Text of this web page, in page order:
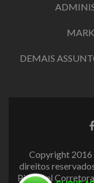
DEMAIS
Copyright 2016
direitos
Pimentel